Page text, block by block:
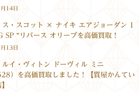
14日
ス・スコット × ナイキ エアジョーダン 1
SP “リバース オリーブを高価買取！
13日
ルイ・ヴィトン ドーヴィル ミニ
）を高価買取しました！【質屋かんてい